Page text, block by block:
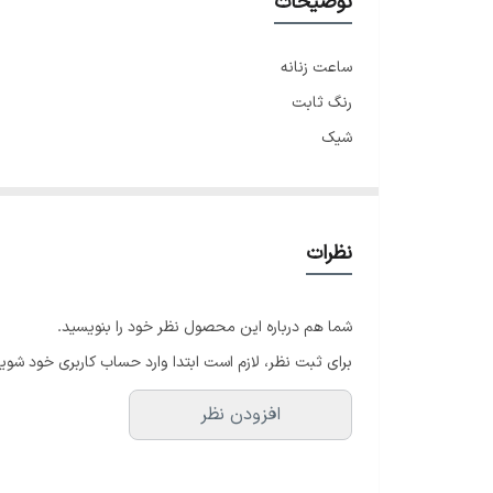
ساعت زنانه
رنگ ثابت
شیک
رنگ ثابت
همراه جعبه کادویی
نظرات
شما هم درباره این محصول نظر خود را بنویسید.
برای ثبت نظر، لازم است ابتدا وارد حساب کاربری خود
افزودن نظر